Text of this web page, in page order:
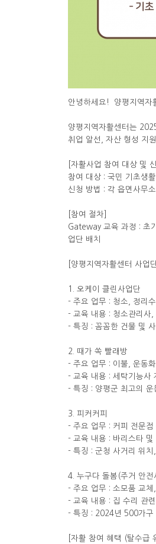
안녕하세요! 양평지역자
양평지역자활센터는
취업 알선, 자산 형성 지
[자활사업 참여 대상 및
참여 대상 : 국민 기초생
신청 방법 : 각 읍면사무
[참여 절차]
Gateway 교육 과정 : 초
업단 배치
[양평지역자활센터 사업
1. 오케이 클린사업단
- 주요 업무 : 청소, 정리
- 교육 내용 : 청소관리사
- 특징 : 꼼꼼한 건물 및
2. 때가 쏙 빨래방
- 주요 업무 : 이불, 운동
- 교육 내용 : 세탁기능사
- 특징 : 양평군 최고의 운
3. 피커커피
- 주요 업무 : 커피 전문점
- 교육 내용 : 바리스타
- 특징 : 군청 사거리 위
4. 누구다 돌봄(주거 안전
- 주요 업무 : 소모품 교
- 교육 내용 : 집 수리 관
- 특징 : 2024년 500가구
[자활 참여 혜택 (탈수급